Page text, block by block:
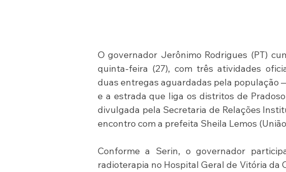
O governador Jerônimo Rodrigues (PT)
quinta-feira (27), com três atividades
duas entregas aguardadas pela população
e a estrada que liga os distritos de
divulgada pela Secretaria de Relações
encontro com a prefeita Sheila Lemos
Conforme a Serin, o governador
radioterapia no Hospital Geral de Vitória da